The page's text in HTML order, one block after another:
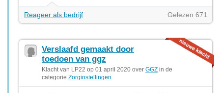
Reageer als bedrijf Gelezen 671
Verslaafd gemaakt door
toedoen van ggz
Klacht van LP22 op 01 april 2020 over GGZ in de
categorie Zorginstellingen